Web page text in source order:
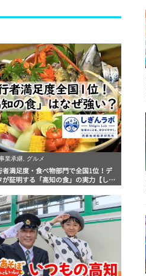
業承継, グルメ
者満足度・食べ物部門で全国1位！デ
が証明する「高知の食」の実力【しぎ